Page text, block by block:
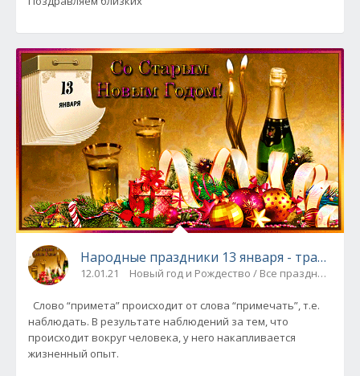
Народные праздники 13 января
12.01.21 Новый год и Рождество / Все праздники
Слово “примета” происходит от слова “примечать”, т.е.
наблюдать. В результате наблюдений за тем, что
происходит вокруг человека, у него накапливается
жизненный опыт.